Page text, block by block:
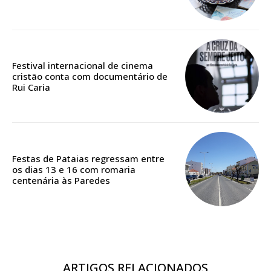
Edição em papel entregue à Quinta-feira em sua
Acesso aos conteúdos Exclusivos para
assinantes
Festival internacional de cinema
cristão conta com documentário de
Rui Caria
Festas de Pataias regressam entre
os dias 13 e 16 com romaria
centenária às Paredes
ARTIGOS RELACIONADOS